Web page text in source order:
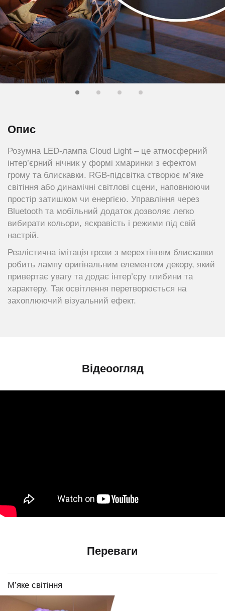
Опис
Розумна LED-лампа Cloud Light – це атмосферний
інтер’єрний нічник у формі хмаринки з ефектом
грому та блискавки. RGB-підсвітка створює м’яке
світіння або динамічні світлові сцени, наповнюючи
простір затишком чи енергією. Управління через
Bluetooth та мобільний додаток дозволяє легко
вибирати кольори, яскравість і режими під свій
настрій.
Реалістична імітація грози з мерехтінням блискавки
робить лампу оригінальним елементом декору, який
привертає увагу та додає інтер’єру глибини та
характеру. Так освітлення перетворюється на
захоплюючий візуальний ефект.
Відеоогляд
Переваги
М’яке світіння